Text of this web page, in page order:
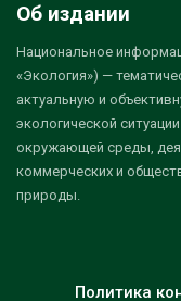
Об издании
Национальное
«Экология») —
актуальную и
экологической
окружающей среды,
коммерческих и
природы.
Политика